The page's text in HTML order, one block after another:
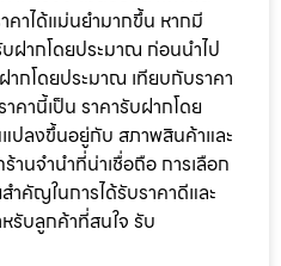
คาได้แม่นยำมากขึ้น หากมี
ฝากโดยประมาณ ก่อนนำไป
กโดยประมาณ เทียบกับราคา
คานี้เป็น ราคารับฝากโดย
ปลงขึ้นอยู่กับ สภาพสินค้าและ
านจำนำที่น่าเชื่อถือ การเลือก
ำคัญในการได้รับราคาดีและ
รับลูกค้าที่สนใจ รับ